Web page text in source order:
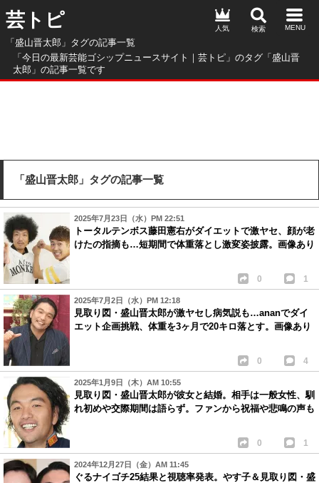
芸トピ
「盛山晋太郎」タグの記事一覧
「今日の最新芸能ゴシップニュースサイト｜芸トピ」のタグ「盛山晋
太郎」の記事一覧です
人気
「盛山晋太郎」タグの記事一覧
2025年7月23日（水）PM 22:51
トータルテンボス藤田憲右がダイエットで激ヤセ、顔が老
けたの指摘も…短期間で体重落とし激変姿披露。画像あり
0 1
2025年7月2日（水）PM 12:18
見取り図・盛山晋太郎が激ヤセし病気説も…ananでダイ
エット企画挑戦、体重を3ヶ月で20キロ落とす。画像あり
0 4
2025年1月9日（木）AM 10:55
見取り図・盛山晋太郎が彼女と結婚。相手は一般女性、馴
れ初めや交際期間は語らず。ファンから祝福や悲鳴の声も
0 1
2024年12月27日（金）AM 11:45
ぐるナイゴチ25結果と視聴率発表。やす子＆見取り図・盛